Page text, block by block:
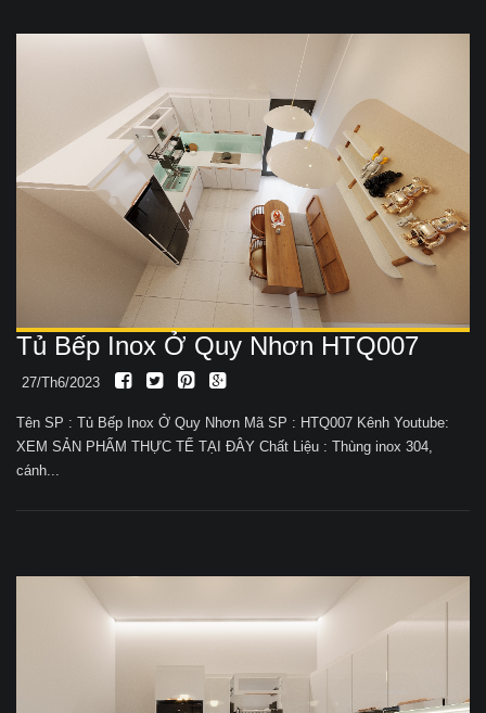
Tủ Bếp Inox Ở Quy Nhơn HTQ007
27/Th6/2023
Tên SP : Tủ Bếp Inox Ở Quy Nhơn Mã SP : HTQ007 Kênh Youtube:
XEM SẢN PHẨM THỰC TẾ TẠI ĐÂY Chất Liệu : Thùng inox 304,
cánh...